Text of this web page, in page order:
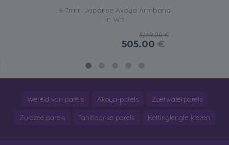
6-7mm Japanse Akoya Armband
in Wit
3,149.00 €
505.00 €
Wereld van parels Akoya-parels Zoetwaterparels
Zuidzee parels Tahitiaanse parels Kettinglengte kiezen